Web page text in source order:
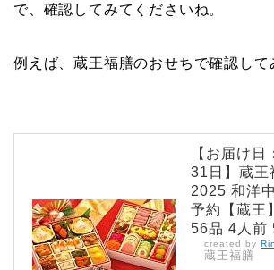
で、確認してみてくださいね。
例えば、蔵王福膳のおせちで確認して
【お届け
31日】蔵王
2025 和洋
予約【蔵王
56品 4人前
created by
蔵王福膳